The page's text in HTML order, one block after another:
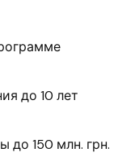
до 10 лет
до 150 млн. грн.